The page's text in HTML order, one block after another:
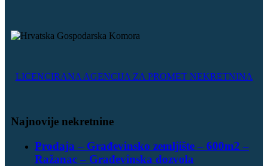
LICENCIRANA AGENCIJA ZA PROMET NEKRETNINA
Najnovije nekretnine
Prodaja – Građevinsko zemljište – 600m2 –
Ražanac – Građevinska dozvola